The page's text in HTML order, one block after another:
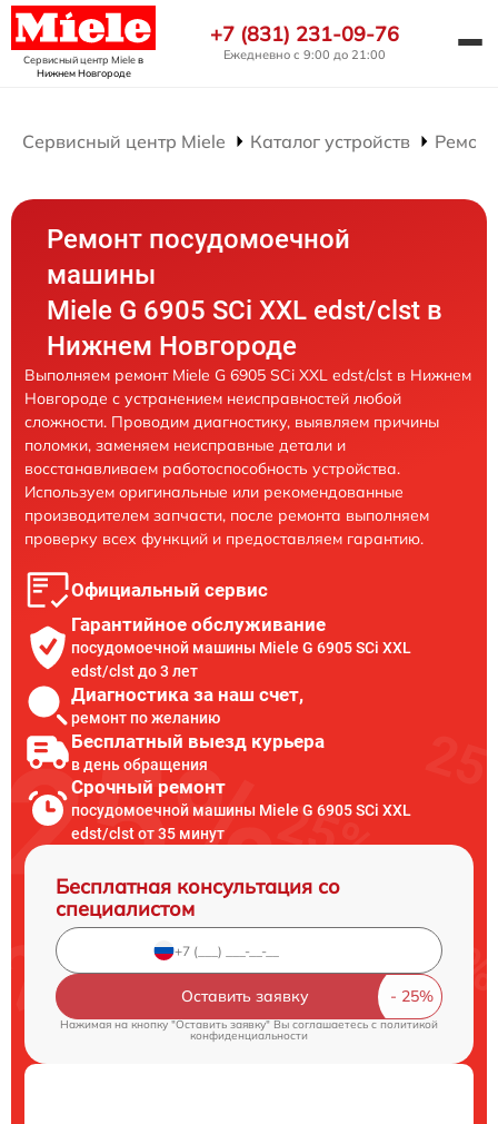
Сервисный центр Mieleв
Нижнем Новгороде
+7 (831) 231-09-76
Ежедневно с 9:00 до 21:00
Сервисный центр Miele Каталог устройств
Ремонт посудомоечной
машины
Miele G 6905 SCi XXL edst/clst в
Нижнем Новгороде
Выполняем ремонт Miele G 6905 SCi XXL edst/clst в Нижнем
Новгороде с устранением неисправностей любой
сложности. Проводим диагностику, выявляем причины
поломки, заменяем неисправные детали и
восстанавливаем работоспособность устройства.
Используем оригинальные или рекомендованные
производителем запчасти, после ремонта выполняем
проверку всех функций и предоставляем гарантию.
Официальный сервис
Гарантийное обслуживание
посудомоечной машины Miele G 6905 SCi XXL
edst/clst до 3 лет
Диагностика за наш счет,
ремонт по желанию
Бесплатный выезд курьера
в день обращения
Срочный ремонт
посудомоечной машины Miele G 6905 SCi XXL
edst/clst от 35 минут
Бесплатная консультация со
специалистом
Оставить заявку
Нажимая на кнопку "Оставить заявку" Вы соглашаетесь cполитикой
конфиденциальности